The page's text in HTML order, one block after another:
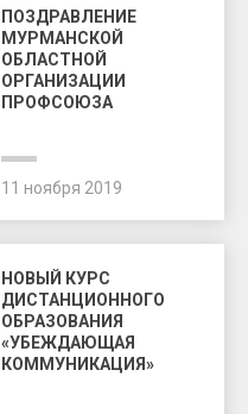
ПОЗДРАВЛЕНИЕ
МУРМАНСКОЙ
ОБЛАСТНОЙ
ОРГАНИЗАЦИИ
ПРОФСОЮЗА
11 ноября 2019
НОВЫЙ КУРС
ДИСТАНЦИОННОГО
ОБРАЗОВАНИЯ
«УБЕЖДАЮЩАЯ
КОММУНИКАЦИЯ»